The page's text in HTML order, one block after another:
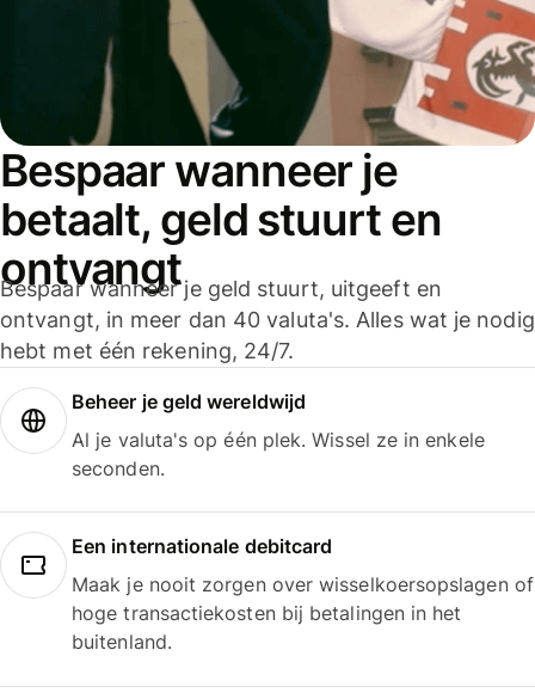
Bespaar wanneer je
betaalt, geld stuurt en
ontvangt
Bespaar wanneer je geld stuurt, uitgeeft en
ontvangt, in meer dan 40 valuta's. Alles wat je nodig
hebt met één rekening, 24/7.
Beheer je geld wereldwijd
Al je valuta's op één plek. Wissel ze in enkele
seconden.
Een internationale debitcard
Maak je nooit zorgen over wisselkoersopslagen of
hoge transactiekosten bij betalingen in het
buitenland.